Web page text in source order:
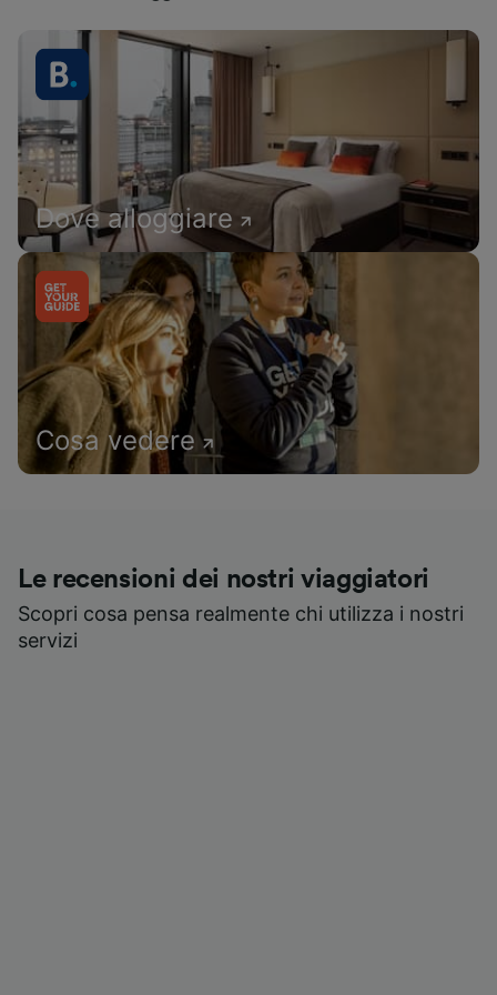
Dove alloggiare
Cosa vedere
Le recensioni dei nostri viaggiatori
Scopri cosa pensa realmente chi utilizza i nostri
servizi